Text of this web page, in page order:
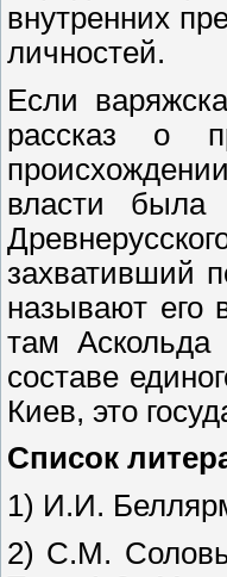
внутренних
личностей.
Если
рассказ о
власти была
захвативший
называют его
там
составе
Киев, это
Список
1) И.И.
2) С.М.